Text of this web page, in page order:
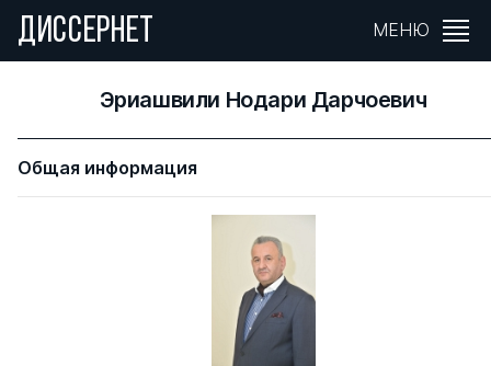
ДИССЕРНЕТ МЕНЮ
Эриашвили Нодари Дарчоевич
Общая информация